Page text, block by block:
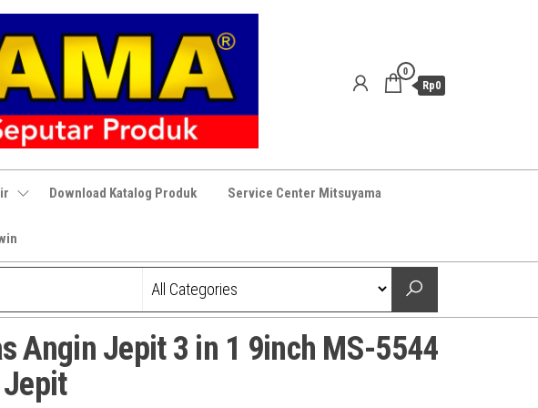
0
Rp0
Download Katalog Produk Service Center Mitsuyama
Angin Jepit 3 in 1 9inch MS-5544